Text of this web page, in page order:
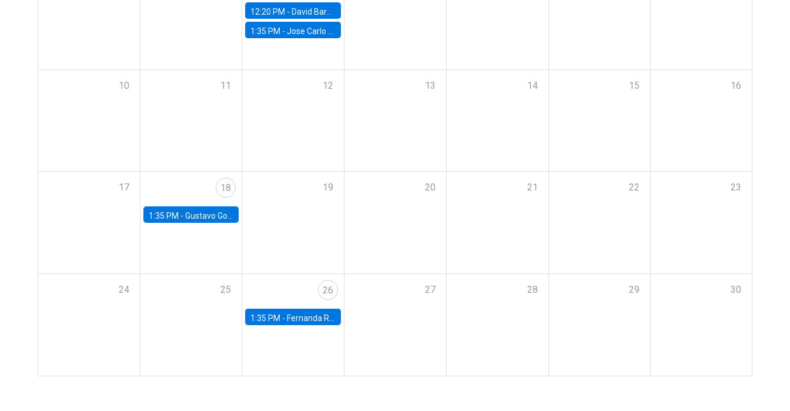
12:20 PM - David Bardey, Universidad de los Andes - CEDE
1:35 PM -Jose Carlo Bermudez, UC (ME) & World Bank
10 11 12 13 14 15 16
17 18
1:35 PM - Gustavo González, Banco Central de Chile
19 20 21 22 23
24 25 26
1:35 PM - Fernanda Rojas Ampuero, University of Wisconsin-Madison
27 28 29 30